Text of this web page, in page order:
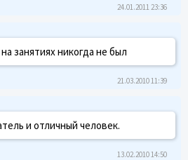
24.01.2011 23:36
занятиях никогда не был
21.03.2010 11:39
и отличный человек.
13.02.2010 14:50